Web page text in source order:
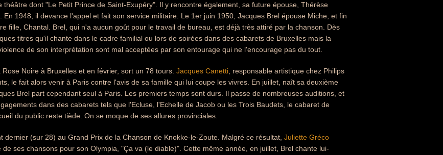
théâtre dont "Le Petit Prince de Saint-Exupéry". Il y rencontre également, sa future épouse, Thérèse
En 1948, il devance l'appel et fait son service militaire. Le 1er juin 1950, Jacques Brel épouse Miche, et fin
fille, Chantal. Brel, qui n'a aucun goût pour le travail de bureau, est déjà très attiré par la chanson. Dès
titres qu'il chante dans le cadre familial ou lors de soirées dans des cabarets de Bruxelles mais la
de son interprétation sont mal acceptées par son entourage qui ne l'encourage pas du tout.
Noire à Bruxelles et en février, sort un 78 tours. Jacques Canetti , responsable artistique chez Philips
le fait alors venir à Paris contre l'avis de sa famille qui lui coupe les vivres. En juillet, naît sa deuxième
Brel part cependant seul à Paris. Les premiers temps sont durs. Il passe de nombreuses auditions, et
dans des cabarets tels que l'Ecluse, l'Echelle de Jacob ou les Trois Baudets, le cabaret de
du public reste tiède. On se moque de ses allures provinciales.
dernier (sur 28) au Grand Prix de la Chanson de Knokke-le-Zoute. Malgré ce résultat, Juliette Gréco
ses chansons pour son Olympia, "Ça va (le diable)". Cette même année, en juillet, Brel chante lui-